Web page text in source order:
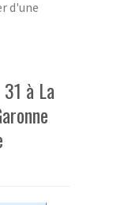
d'une
à La